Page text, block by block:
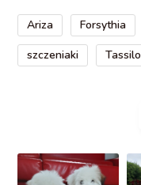
Ariza Forsythia
szczeniaki
Tassilo